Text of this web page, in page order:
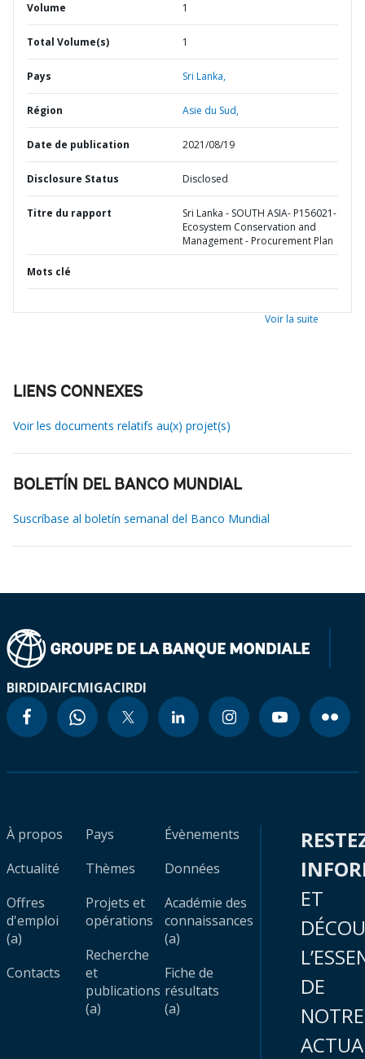
Volume 1
Total Volume(s) 1
Pays Sri Lanka,
Région Asie du Sud,
Date de publication 2021/08/19
Disclosure Status Disclosed
Titre du rapport
Sri Lanka - SOUTH ASIA- P156021-
Ecosystem Conservation and
Management - Procurement Plan
Mots clé
Voir la suite
LIENS CONNEXES
Voir les documents relatifs au(x) projet(s)
BOLETÍN DEL BANCO MUNDIAL
Suscríbase al boletín semanal del Banco Mundial
BIRDIDAIFCMIGACIRDI
À propos
Actualité
Offres
d'emploi
(a)
Contacts
Pays
Thèmes
Projets et
opérations
Recherche
et
publications
(a)
Évènements
Données
Académie des
connaissances
(a)
Fiche de
résultats
(a)
ET
DE
NOTRE